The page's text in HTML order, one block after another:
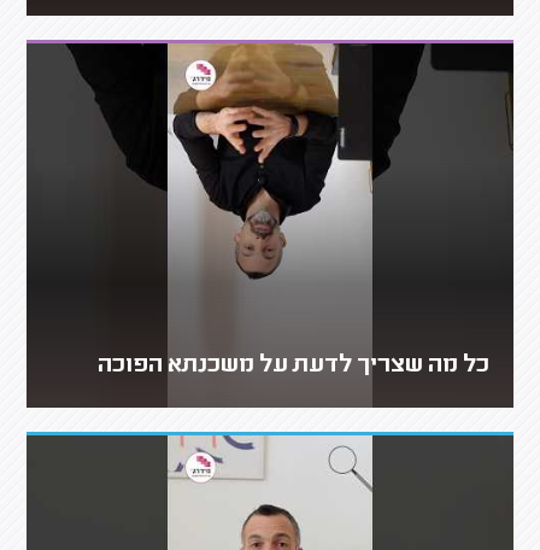
כל מה שצריך לדעת על משכנתא הפוכה